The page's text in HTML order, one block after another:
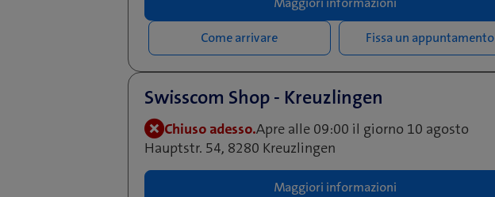
Come arrivare Fissa un appuntamento
Swisscom Shop - Kreuzlingen
Chiuso adesso.Apre alle 09:00 il giorno 10 agosto
Hauptstr. 54, 8280 Kreuzlingen
Maggiori informazioni